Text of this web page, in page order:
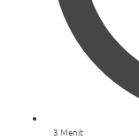
3 Menit